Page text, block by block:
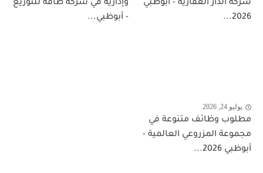
شركة الدار العقارية - أبوظبي
2026...
وإدارية في شركة طاقة للتوزيع
- أبوظبي...
يوليو 24, 2026
مطلوب وظائف متنوعة في
مجموعة المزروعي العالمية -
أبوظبي 2026...